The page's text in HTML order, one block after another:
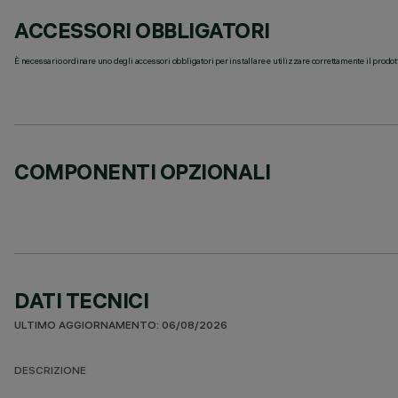
ACCESSORI OBBLIGATORI
È necessario ordinare uno degli accessori obbligatori per installare e utilizzare correttamente il
COMPONENTI OPZIONALI
DATI TECNICI
ULTIMO AGGIORNAMENTO: 06/08/2026
DESCRIZIONE